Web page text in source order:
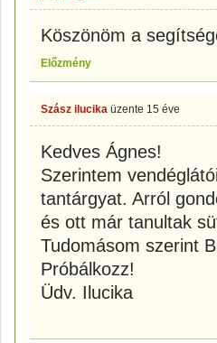
Köszönöm a
Előzmény
Szász ilucika üzente 15 éve
Kedves Ágnes!
Szerintem
tantárgyat. Arról
és ott már tanultak
Tudomásom szerint
Próbálkozz!
Üdv. Ilucika